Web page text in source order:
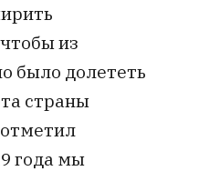
из
было долететь
страны
года мы